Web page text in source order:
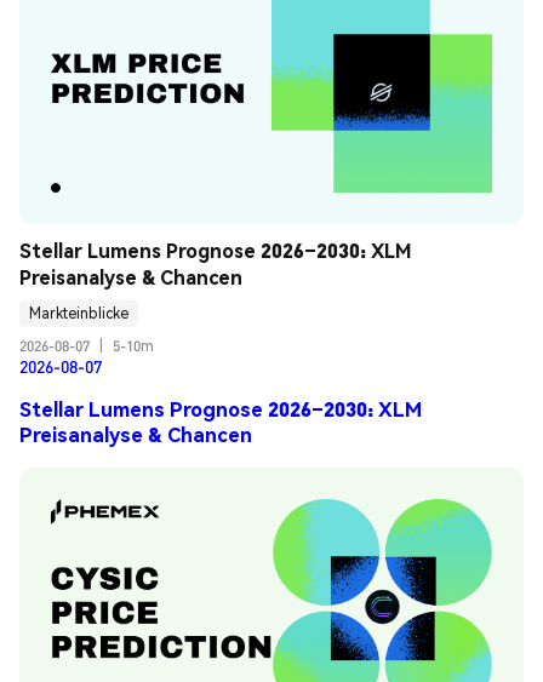
Stellar Lumens Prognose 2026–2030: XLM
Preisanalyse & Chancen
Markteinblicke
2026-08-07
5-10m
2026-08-07
Stellar Lumens Prognose 2026–2030: XLM
Preisanalyse & Chancen